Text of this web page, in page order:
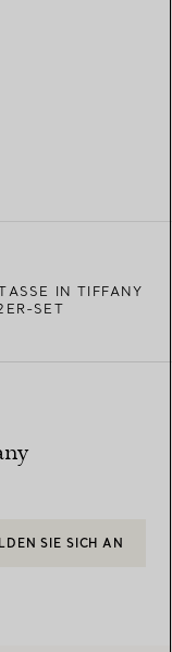
IN TIFFANY
SET
SIE SICH AN